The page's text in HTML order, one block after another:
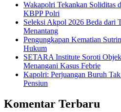
Wakapolri Tekankan Soliditas
KBPP Polri
Seleksi Akpol 2026 Beda dari
Menantang
Pengungkapan Kematian
Hukum
SETARA Institute Soroti
Menangani Kasus Febrie
Kapolri: Perjuangan Buruh
Pensiun
Komentar Terbaru